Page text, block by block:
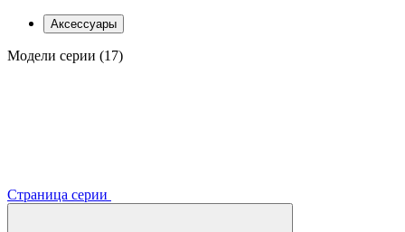
Аксессуары
Модели серии (17)
Страница серии